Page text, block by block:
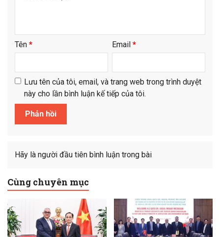
Tên * Email *
Lưu tên của tôi, email, và trang web trong trình duyệt
này cho lần bình luận kế tiếp của tôi.
Hãy là người đầu tiên bình luận trong bài
Cùng chuyên mục